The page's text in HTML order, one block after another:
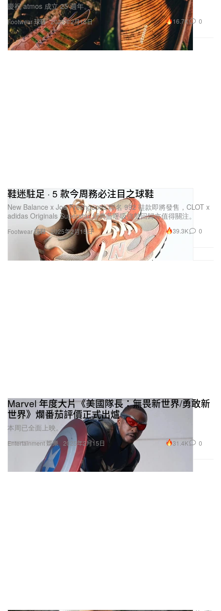
Footwear 球鞋
慶祝 atmos 成立 25 週年。
2025年2月15日 16.7K 0
Footwear 球鞋
鞋迷駐足 · 5 款今周務必注目之球鞋
New Balance x Joe Freshgoods 聯名 992 鞋款即將發售，CLOT x
adidas Originals Superstar 經典藍呼吸強勢回歸亦值得關注。
2025年2月15日 39.3K 0
Entertainment 娛樂
Marvel 年度大片《美國隊長：無畏新世界/勇敢新
世界》爛番茄評價正式出爐
本周已全面上映。
2025年2月15日 31.4K 0